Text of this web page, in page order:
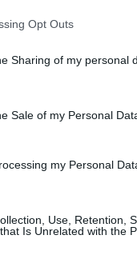
Opt Outs
Sharing of my personal
Sale of my Personal
my Personal
Use, Retention,
Is Unrelated with the